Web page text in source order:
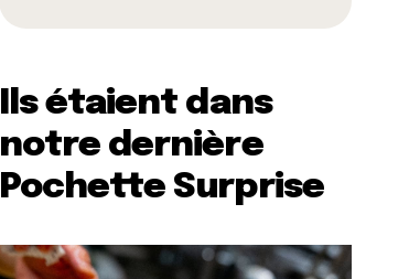
Ils étaient dans
notre dernière
Pochette Surprise